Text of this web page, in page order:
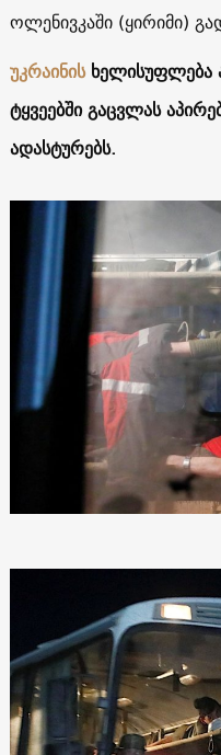
ოლენივკაში (ყირიმი)
უკრაინისხელისუფლება
ტყვეებში გაცვლას
ადასტურებს.